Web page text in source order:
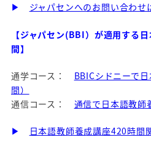
▶ ジャパセンへのお問い合わせ
【ジャパセン(BBI）が適用する
間】
通学コース： BBICシドニーで
間）
通信コース： 通信で日本語教師
▶ 日本語教師養成講座420時間